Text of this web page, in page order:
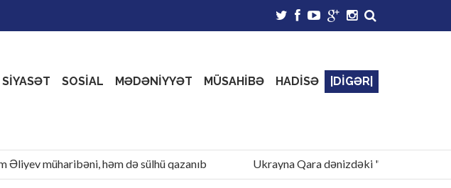
SİYASƏT SOSİAL MƏDƏNİYYƏT MÜSAHİBƏ HADİSƏ |DİGƏR|
müharibəni, həm də sülhü qazanıb Ukrayna Qara dənizdəki "Sivaş" qazma